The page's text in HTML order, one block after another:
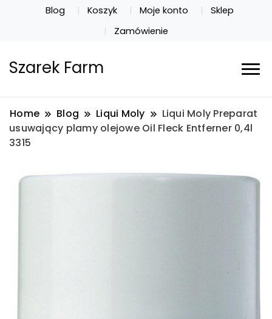
Blog Koszyk Moje konto
Sklep
Zamówienie
Szarek Farm
Home Blog Liqui Moly
Liqui Moly Preparat
usuwający plamy olejowe Oil Fleck Entferner 0,4l
3315